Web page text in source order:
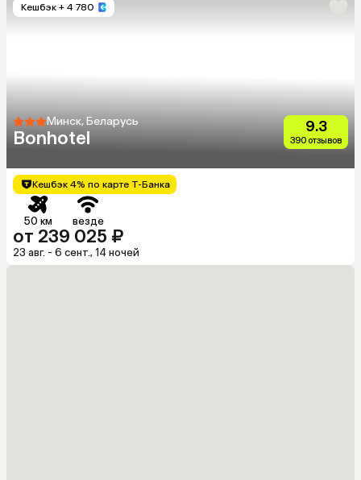
Кешбэк + 4 780
Минск, Беларусь
Bonhotel
9.3
390 отзывов
Кешбэк 4% по карте Т-Банка
50 км везде
от 239 025 ₽
23 авг. - 6 сент., 14 ночей